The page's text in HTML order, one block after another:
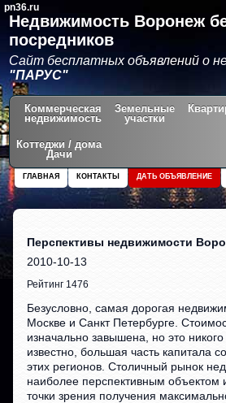
pn36.ru
Недвижимость Воронеж
посредников
Сайт бесплатных объявлений о
"ПАРУС"
Коммерческая
недвижимость
Земельные
участки
Коттеджи / дома
Дачи
ДАТЬ ОБЪЯВЛЕНИЕ
КОНТАКТЫ
ГЛАВНАЯ
Перспективы недвижимости
2010-10-13
Рейтинг 1476
Безусловно, самая дорогая
Москве и Санкт Петербурге.
изначально завышена, но это никого
известно, большая часть капитала
этих регионов. Столичный рынок
наиболее перспективным объектом
точки зрения получения